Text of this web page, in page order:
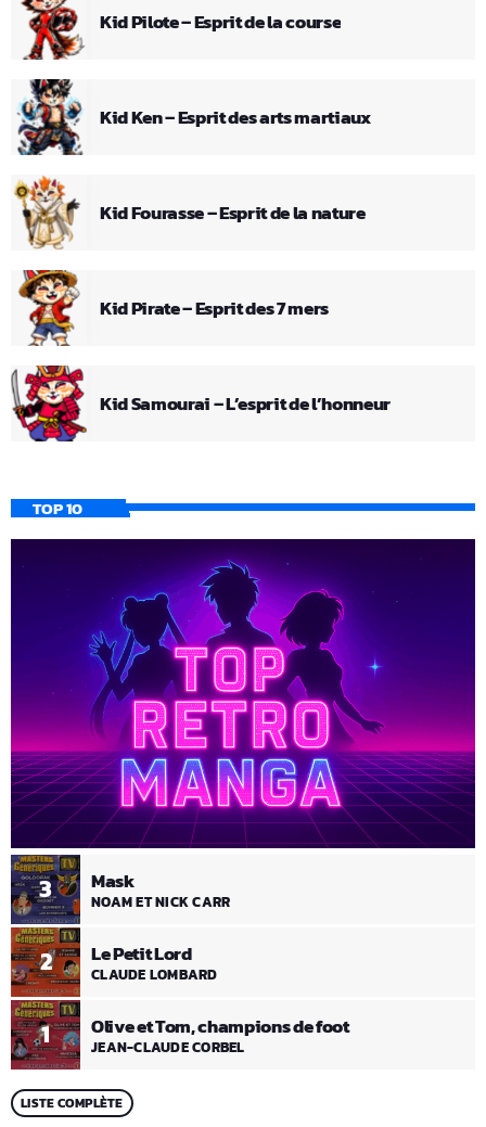
Kid Pilote – Esprit de la course
Kid Ken – Esprit des arts martiaux
Kid Fourasse – Esprit de la nature
Kid Pirate – Esprit des 7 mers
Kid Samourai – L’esprit de l’honneur
TOP 10
1 Olive et Tom, champions de foot
JEAN-CLAUDE CORBEL
2 Le Petit Lord
CLAUDE LOMBARD
3 Mask
NOAM ET NICK CARR
LISTE COMPLÈTE